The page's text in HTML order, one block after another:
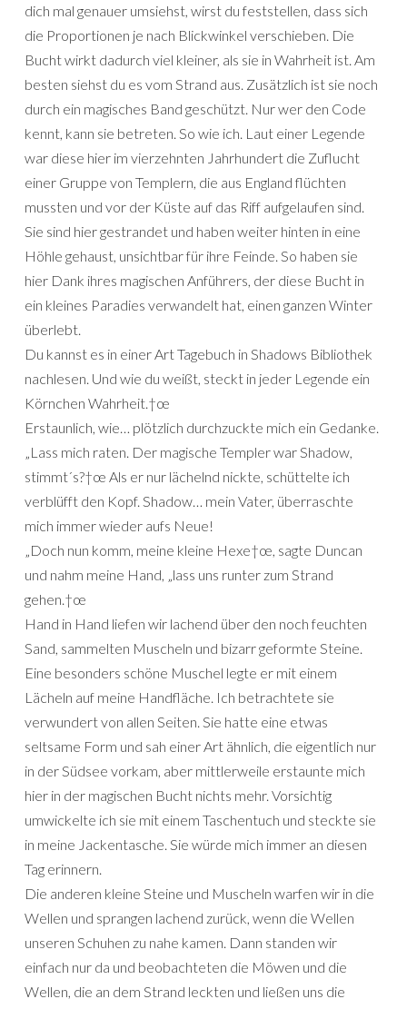
dich mal genauer umsiehst, wirst du feststellen, dass sich
die Proportionen je nach Blickwinkel verschieben. Die
Bucht wirkt dadurch viel kleiner, als sie in Wahrheit ist. Am
besten siehst du es vom Strand aus. Zusätzlich ist sie noch
durch ein magisches Band geschützt. Nur wer den Code
kennt, kann sie betreten. So wie ich. Laut einer Legende
war diese hier im vierzehnten Jahrhundert die Zuflucht
einer Gruppe von Templern, die aus England flüchten
mussten und vor der Küste auf das Riff aufgelaufen sind.
Sie sind hier gestrandet und haben weiter hinten in eine
Höhle gehaust, unsichtbar für ihre Feinde. So haben sie
hier Dank ihres magischen Anführers, der diese Bucht in
ein kleines Paradies verwandelt hat, einen ganzen Winter
überlebt.
Du kannst es in einer Art Tagebuch in Shadows Bibliothek
nachlesen. Und wie du weißt, steckt in jeder Legende ein
Körnchen Wahrheit.†œ
Erstaunlich, wie… plötzlich durchzuckte mich ein Gedanke.
„Lass mich raten. Der magische Templer war Shadow,
stimmt´s?†œ Als er nur lächelnd nickte, schüttelte ich
verblüfft den Kopf. Shadow… mein Vater, überraschte
mich immer wieder aufs Neue!
„Doch nun komm, meine kleine Hexe†œ, sagte Duncan
und nahm meine Hand, „lass uns runter zum Strand
gehen.†œ
Hand in Hand liefen wir lachend über den noch feuchten
Sand, sammelten Muscheln und bizarr geformte Steine.
Eine besonders schöne Muschel legte er mit einem
Lächeln auf meine Handfläche. Ich betrachtete sie
verwundert von allen Seiten. Sie hatte eine etwas
seltsame Form und sah einer Art ähnlich, die eigentlich nur
in der Südsee vorkam, aber mittlerweile erstaunte mich
hier in der magischen Bucht nichts mehr. Vorsichtig
umwickelte ich sie mit einem Taschentuch und steckte sie
in meine Jackentasche. Sie würde mich immer an diesen
Tag erinnern.
Die anderen kleine Steine und Muscheln warfen wir in die
Wellen und sprangen lachend zurück, wenn die Wellen
unseren Schuhen zu nahe kamen. Dann standen wir
einfach nur da und beobachteten die Möwen und die
Wellen, die an dem Strand leckten und ließen uns die